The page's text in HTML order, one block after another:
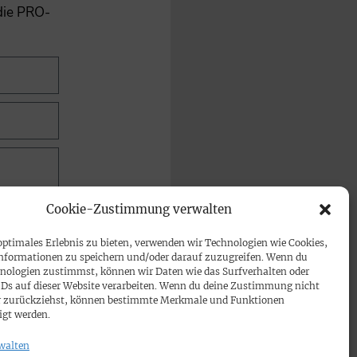
Cookie-Zustimmung verwalten
Erlebnis zu bieten, verwenden wir Technologien wie Cookies,
zu speichern und/oder darauf zuzugreifen. Wenn du
zustimmst, können wir Daten wie das Surfverhalten oder
auf dieser Website verarbeiten. Wenn du deine Zustimmung nicht
zurückziehst, können bestimmte Merkmale und Funktionen
werden.
PRO-